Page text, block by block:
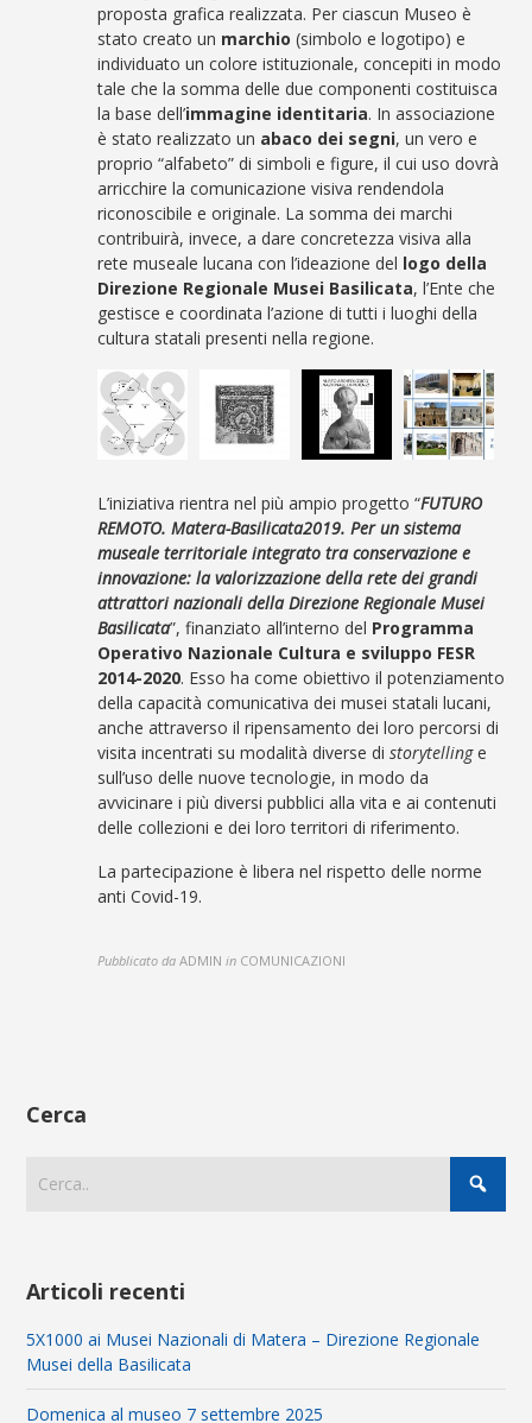
proposta grafica realizzata. Per ciascun Museo è
stato creato un marchio (simbolo e logotipo) e
individuato un colore istituzionale, concepiti in modo
tale che la somma delle due componenti costituisca
la base dell’immagine identitaria. In associazione
è stato realizzato un abaco dei segni, un vero e
proprio “alfabeto” di simboli e figure, il cui uso dovrà
arricchire la comunicazione visiva rendendola
riconoscibile e originale. La somma dei marchi
contribuirà, invece, a dare concretezza visiva alla
rete museale lucana con l’ideazione del logo della
Direzione Regionale Musei Basilicata, l’Ente che
gestisce e coordinata l’azione di tutti i luoghi della
cultura statali presenti nella regione.
L’iniziativa rientra nel più ampio progetto “FUTURO
REMOTO. Matera-Basilicata2019. Per un sistema
museale territoriale integrato tra conservazione e
innovazione: la valorizzazione della rete dei grandi
attrattori nazionali della Direzione Regionale Musei
Basilicata”, finanziato all’interno del Programma
Operativo Nazionale Cultura e sviluppo FESR
2014-2020. Esso ha come obiettivo il potenziamento
della capacità comunicativa dei musei statali lucani,
anche attraverso il ripensamento dei loro percorsi di
visita incentrati su modalità diverse distorytellinge
sull’uso delle nuove tecnologie, in modo da
avvicinare i più diversi pubblici alla vita e ai contenuti
delle collezioni e dei loro territori di riferimento.
La partecipazione è libera nel rispetto delle norme
anti Covid-19.
Pubblicato da ADMIN in COMUNICAZIONI
Cerca
Articoli recenti
5X1000 ai Musei Nazionali di Matera – Direzione Regionale
Musei della Basilicata
Domenica al museo 7 settembre 2025